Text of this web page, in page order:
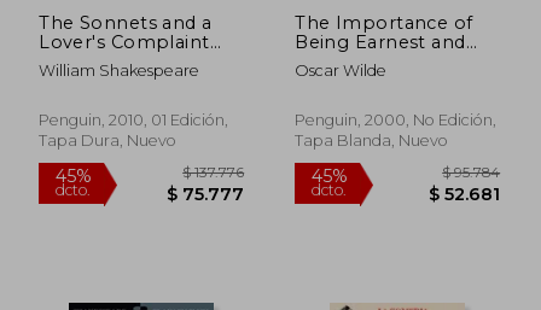
The Sonnets and a
Lover's Complaint
(Penguin Clothbound
Classics) (en Inglés)
William Shakespeare
Penguin, 2010, 01 Edición,
Tapa Dura, Nuevo
The Importance of
Being Earnest and
Other Plays (en
Inglés)
Oscar Wilde
Penguin, 2000, No Edición,
Tapa Blanda, Nuevo